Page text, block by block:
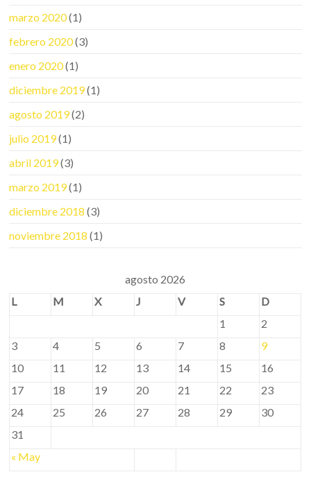
marzo 2020(1)
febrero 2020(3)
enero 2020(1)
diciembre 2019(1)
agosto 2019(2)
julio 2019(1)
abril 2019(3)
marzo 2019(1)
diciembre 2018 (3)
noviembre 2018 (1)
agosto 2026
L
M X J V S D
« May
1
2
3
4 5 6 7 8
9
10
11 12 13 14 15
16
17
18 19 20 21 22
23
24
25 26 27 28 29
30
31